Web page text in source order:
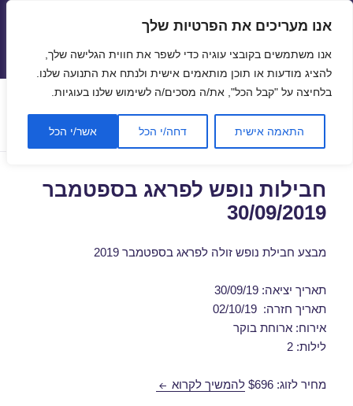
אנו מעריכים את הפרטיות שלך
אנו משתמשים בקובצי עוגיה כדי לשפר את חווית הגלישה שלך,
להציג מודעות או תוכן מותאמים אישית ולנתח את התנועה שלנו.
בלחיצה על "קבל הכל", את/ה מסכים/ה לשימוש שלנו בעוגיות.
התאמה אישית דחה/י הכל אשר/י הכל
תפריטים
ווידג'טים
תגית:נופש בפראג בזול
חבילות נופש לפראג בספטמבר
30/09/2019
מבצע חבילת נופש זולה לפראג בספטמבר 2019
תאריך יציאה: 30/09/19
תאריך חזרה: 02/10/19
אירוח: ארוחת בוקר
לילות: 2
מחיר לזוג: $696 להמשיך לקרוא חבילות נופש לפראג בספטמבר 30/09/2019